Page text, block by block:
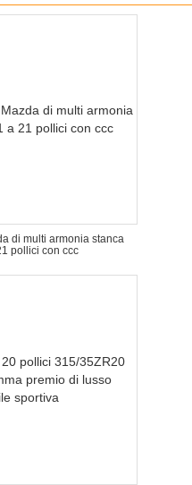
di multi armonia stanca
pollici con ccc